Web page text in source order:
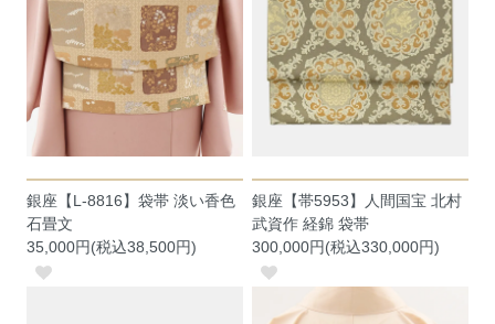
銀座【L-8816】袋帯 淡い香色
石畳文
35,000円(税込38,500円)
銀座【帯5953】人間国宝 北村
武資作 経錦 袋帯
300,000円(税込330,000円)